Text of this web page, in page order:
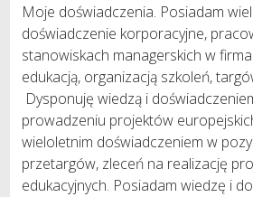
Moje doświadczenia. Posiadam
doświadczenie korporacyjne,
stanowiskach managerskich w
edukacją, organizacją szkoleń,
Dysponuję wiedzą i
prowadzeniu projektów
wieloletnim doświadczeniem w
przetargów, zleceń na realizację
edukacyjnych. Posiadam wiedzę i